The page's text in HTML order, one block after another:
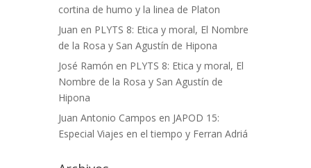
cortina de humo y la linea de Platon
Juan en PLYTS 8: Etica y moral, El Nombre
de la Rosa y San Agustín de Hipona
José Ramón en PLYTS 8: Etica y moral, El
Nombre de la Rosa y San Agustín de
Hipona
Juan Antonio Campos en JAPOD 15:
Especial Viajes en el tiempo y Ferran Adriá